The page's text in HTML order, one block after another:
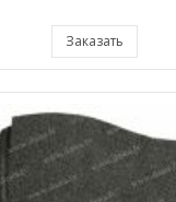
Заказать